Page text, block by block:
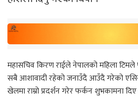
महासचिव किरण राईले नेपालको महिला
सबै आशावादी रहेको जनाउँदै आउँदै गरेको
खेलमा राम्रो प्रदर्शन गरेर फर्कन शुभकामना दिए